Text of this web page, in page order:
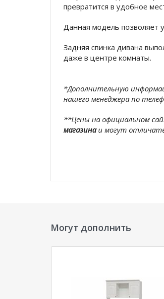
превратится в удобное
Данная модель позволяет
Задняя спинка дивана
даже в центре комнаты.
*Дополнительную
нашего менеджера по
**Цены на официальном
магазинаи могут
Могут дополнить